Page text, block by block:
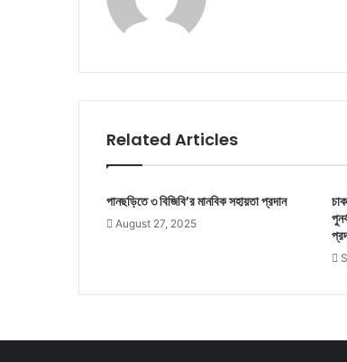
Related Articles
পানছড়িতে ৩ বিজিবি’র মানবিক সহায়তা প্রদান
August 27, 2025